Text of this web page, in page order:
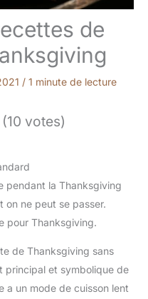
de
/ 1 minute de lecture
votes)
pendant la Thanksgiving
on ne peut se passer.
pour Thanksgiving.
de Thanksgiving sans
principal et symbolique de
a un mode de cuisson lent